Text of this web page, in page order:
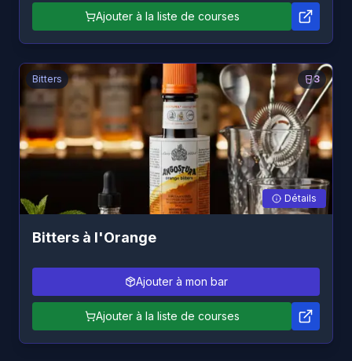
Ajouter à la liste de courses
3
Bitters
Détails
Bitters à l'Orange
Ajouter à mon bar
Ajouter à la liste de courses